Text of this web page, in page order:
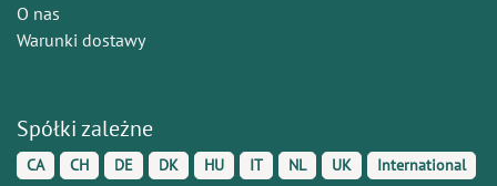
O nas
Warunki dostawy
Spółki zależne
CA CH DE DK HU IT NL UK International